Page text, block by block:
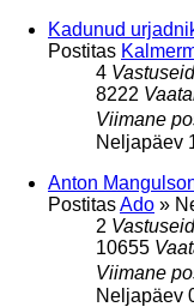
Kadunud
Postitas
4 Vastuseid
8222
Viimane
Neljapäev
Anton
PostitasAdo »
2 Vastuseid
10655
Viimane
Neljapäev